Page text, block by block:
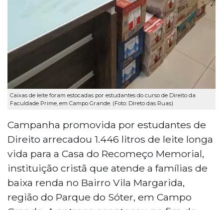
Caixas de leite foram estocadas por estudantes do curso de Direito da
Faculdade Prime, em Campo Grande. (Foto: Direto das Ruas)
Campanha promovida por estudantes de
Direito arrecadou 1.446 litros de leite longa
vida para a Casa do Recomeço Memorial,
instituição cristã que atende a famílias de
baixa renda no Bairro Vila Margarida,
região do Parque do Sóter, em Campo